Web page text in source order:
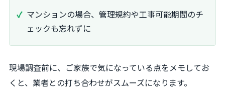
マンションの場合、管理規約や工事可能期間のチ
ェックも忘れずに
現場調査前に、ご家族で気になっている点をメモしてお
くと、業者との打ち合わせがスムーズになります。